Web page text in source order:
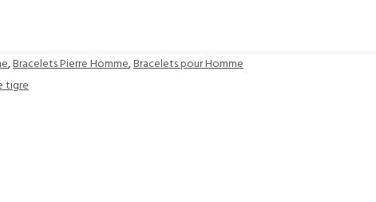
,Bracelets Pierre Homme,Bracelets pour Homme
tigre